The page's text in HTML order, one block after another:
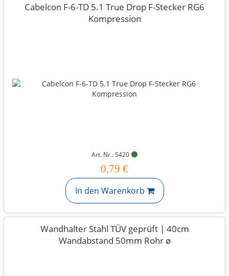
Cabelcon F-6-TD 5.1 True Drop F-Stecker RG6
Kompression
Art. Nr.: 5420
0,79 €
In den Warenkorb
Wandhalter Stahl TÜV geprüft | 40cm
Wandabstand 50mm Rohr ø